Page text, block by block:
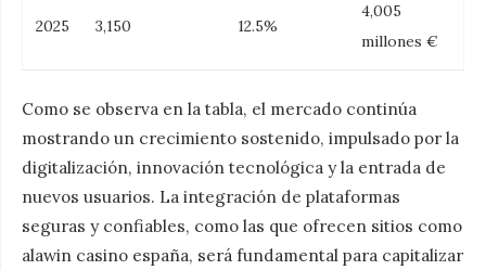
2025 3,150 12.5%
4,005
millones €
Como se observa en la tabla, el mercado continúa
mostrando un crecimiento sostenido, impulsado por la
digitalización, innovación tecnológica y la entrada de
nuevos usuarios. La integración de plataformas
seguras y confiables, como las que ofrecen sitios como
alawin casino españa, será fundamental para capitalizar